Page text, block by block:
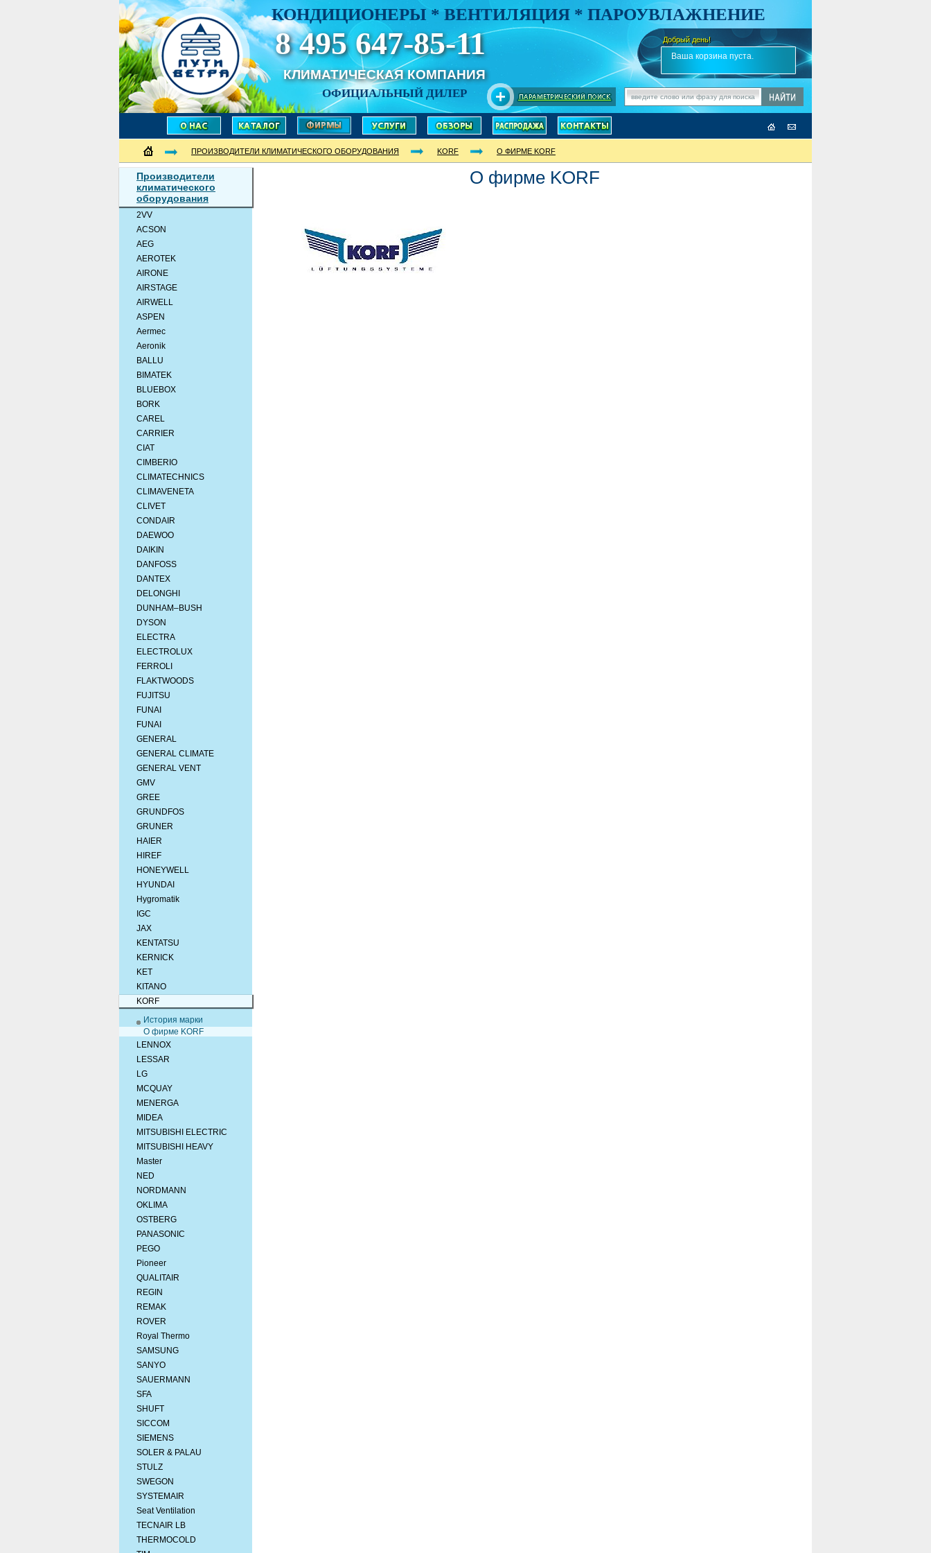
КОНДИЦИОНЕРЫ * ВЕНТИЛЯЦИЯ * ПАРОУВЛАЖНЕНИЕ
8 495 647-85-11
КЛИМАТИЧЕСКАЯ КОМПАНИЯ
ОФИЦИАЛЬНЫЙ ДИЛЕР
Добрый день!
Ваша корзина пуста.
ПРОИЗВОДИТЕЛИ КЛИМАТИЧЕСКОГО ОБОРУДОВАНИЯ KORF О ФИРМЕ KORF
Производители
климатического
оборудования
2VV
ACSON
AEG
AEROTEK
AIRONE
AIRSTAGE
AIRWELL
ASPEN
Aermec
Aeronik
BALLU
BIMATEK
BLUEBOX
BORK
CAREL
CARRIER
CIAT
CIMBERIO
CLIMATECHNICS
CLIMAVENETA
CLIVET
CONDAIR
DAEWOO
DAIKIN
DANFOSS
DANTEX
DELONGHI
DUNHAM–BUSH
DYSON
ELECTRA
ELECTROLUX
FERROLI
FLAKTWOODS
FUJITSU
FUNAI
FUNAI
GENERAL
GENERAL CLIMATE
GENERAL VENT
GMV
GREE
GRUNDFOS
GRUNER
HAIER
HIREF
HONEYWELL
HYUNDAI
Hygromatik
IGC
JAX
KENTATSU
KERNICK
KET
KITANO
KORF
История марки
О фирме KORF
LENNOX
LESSAR
LG
MCQUAY
MENERGA
MIDEA
MITSUBISHI ELEСTRIC
MITSUBISHI HEAVY
Master
NED
NORDMANN
OKLIMA
OSTBERG
PANASONIC
PEGO
Pioneer
QUALITAIR
REGIN
REMAK
ROVER
Royal Thermo
SAMSUNG
SANYO
SAUERMANN
SFA
SHUFT
SICCOM
SIEMENS
SOLER & PALAU
STULZ
SWEGON
SYSTEMAIR
Seat Ventilation
TECNAIR LB
THERMOCOLD
О фирме KORF